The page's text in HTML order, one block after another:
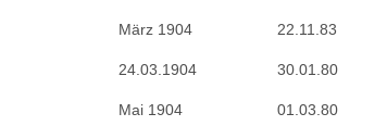
März 1904 22.11.83
24.03.1904 30.01.80
Mai 1904 01.03.80